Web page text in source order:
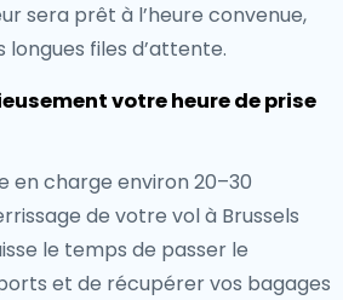
sera prêt à l’heure convenue,
longues files d’attente.
votre heure de prise
en charge environ 20–30
de votre vol à Brussels
le temps de passer le
et de récupérer vos bagages